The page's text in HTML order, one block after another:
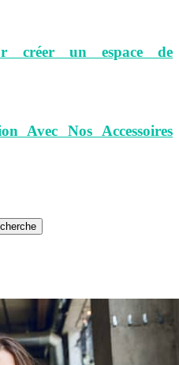
créer un espace de
Avec Nos Accessoires